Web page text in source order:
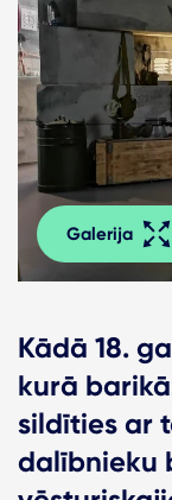
Galerija
Kādā 18.
kurā
sildīties ar
dalībnieku